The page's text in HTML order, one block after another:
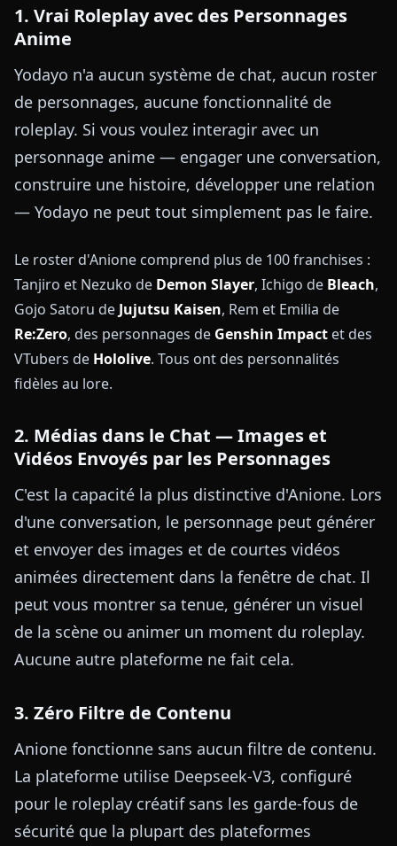
1. Vrai Roleplay avec des Personnages
Anime
Yodayo n'a aucun système de chat, aucun roster
de personnages, aucune fonctionnalité de
roleplay. Si vous voulez interagir avec un
personnage anime — engager une conversation,
construire une histoire, développer une relation
— Yodayo ne peut tout simplement pas le faire.
Le roster d'Anione comprend plus de 100 franchises :
Tanjiro et Nezuko de Demon Slayer, Ichigo de Bleach,
Gojo Satoru de Jujutsu Kaisen, Rem et Emilia de
Re:Zero, des personnages de Genshin Impact et des
VTubers de Hololive. Tous ont des personnalités
fidèles au lore.
2. Médias dans le Chat — Images et
Vidéos Envoyés par les Personnages
C'est la capacité la plus distinctive d'Anione. Lors
d'une conversation, le personnage peut générer
et envoyer des images et de courtes vidéos
animées directement dans la fenêtre de chat. Il
peut vous montrer sa tenue, générer un visuel
de la scène ou animer un moment du roleplay.
Aucune autre plateforme ne fait cela.
3. Zéro Filtre de Contenu
Anione fonctionne sans aucun filtre de contenu.
La plateforme utilise Deepseek-V3, configuré
pour le roleplay créatif sans les garde-fous de
sécurité que la plupart des plateformes